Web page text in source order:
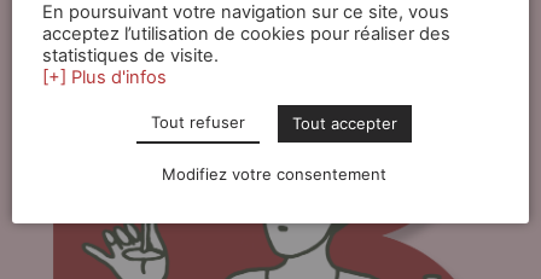
trouverez chez nous votre bonheur.
En poursuivant votre navigation sur ce site, vous
acceptez l’utilisation de cookies pour réaliser des
statistiques de visite.
[+] Plus d'infos
Tout refuser Tout accepter
Modifiez votre consentement